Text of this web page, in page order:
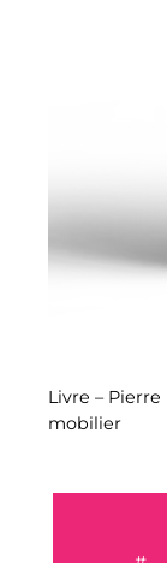
Livre –
mobilier